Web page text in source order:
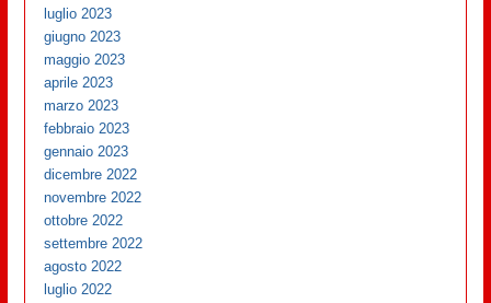
luglio 2023
giugno 2023
maggio 2023
aprile 2023
marzo 2023
febbraio 2023
gennaio 2023
dicembre 2022
novembre 2022
ottobre 2022
settembre 2022
agosto 2022
luglio 2022